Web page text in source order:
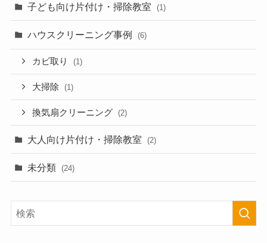
子ども向け片付け・掃除教室 (1)
ハウスクリーニング事例 (6)
カビ取り (1)
大掃除 (1)
換気扇クリーニング (2)
大人向け片付け・掃除教室 (2)
未分類 (24)